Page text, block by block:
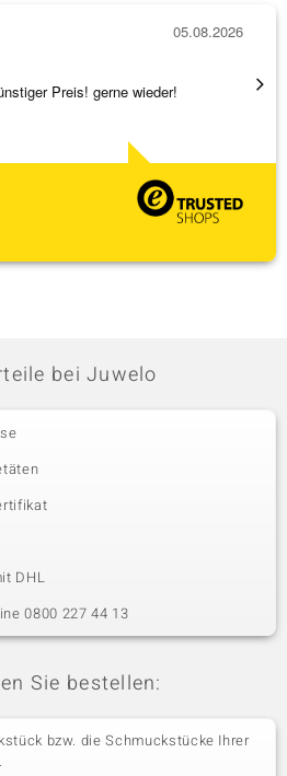
Preis! gerne wieder!
05.08.2026
bei Juwelo
DHL
0800 227 44 13
Sie bestellen:
bzw. die Schmuckstücke Ihrer